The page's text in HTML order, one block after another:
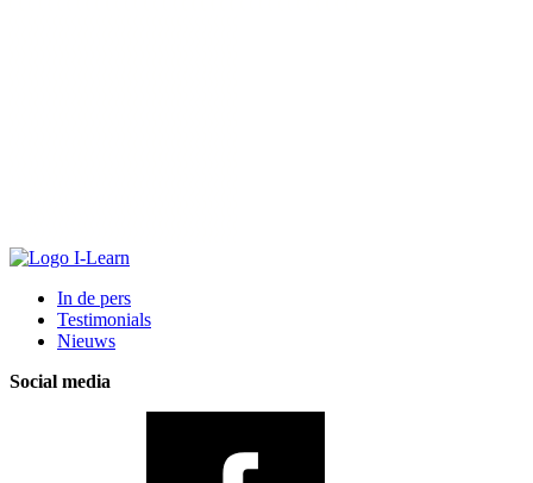
In de pers
Testimonials
Nieuws
Social media